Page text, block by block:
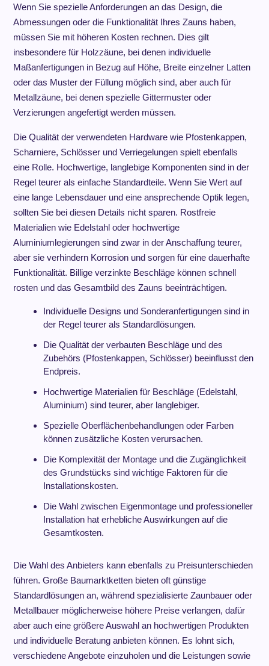
Wenn Sie spezielle Anforderungen an das Design, die
Abmessungen oder die Funktionalität Ihres Zauns haben,
müssen Sie mit höheren Kosten rechnen. Dies gilt
insbesondere für Holzzäune, bei denen individuelle
Maßanfertigungen in Bezug auf Höhe, Breite einzelner Latten
oder das Muster der Füllung möglich sind, aber auch für
Metallzäune, bei denen spezielle Gittermuster oder
Verzierungen angefertigt werden müssen.
Die Qualität der verwendeten Hardware wie Pfostenkappen,
Scharniere, Schlösser und Verriegelungen spielt ebenfalls
eine Rolle. Hochwertige, langlebige Komponenten sind in der
Regel teurer als einfache Standardteile. Wenn Sie Wert auf
eine lange Lebensdauer und eine ansprechende Optik legen,
sollten Sie bei diesen Details nicht sparen. Rostfreie
Materialien wie Edelstahl oder hochwertige
Aluminiumlegierungen sind zwar in der Anschaffung teurer,
aber sie verhindern Korrosion und sorgen für eine dauerhafte
Funktionalität. Billige verzinkte Beschläge können schnell
rosten und das Gesamtbild des Zauns beeinträchtigen.
Individuelle Designs und Sonderanfertigungen sind in
der Regel teurer als Standardlösungen.
Die Qualität der verbauten Beschläge und des
Zubehörs (Pfostenkappen, Schlösser) beeinflusst den
Endpreis.
Hochwertige Materialien für Beschläge (Edelstahl,
Aluminium) sind teurer, aber langlebiger.
Spezielle Oberflächenbehandlungen oder Farben
können zusätzliche Kosten verursachen.
Die Komplexität der Montage und die Zugänglichkeit
des Grundstücks sind wichtige Faktoren für die
Installationskosten.
Die Wahl zwischen Eigenmontage und professioneller
Installation hat erhebliche Auswirkungen auf die
Gesamtkosten.
Die Wahl des Anbieters kann ebenfalls zu Preisunterschieden
führen. Große Baumarktketten bieten oft günstige
Standardlösungen an, während spezialisierte Zaunbauer oder
Metallbauer möglicherweise höhere Preise verlangen, dafür
aber auch eine größere Auswahl an hochwertigen Produkten
und individuelle Beratung anbieten können. Es lohnt sich,
verschiedene Angebote einzuholen und die Leistungen sowie